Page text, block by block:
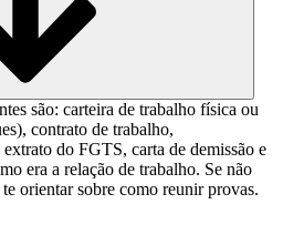
são: carteira de trabalho física ou
contrato de trabalho,
do FGTS, carta de demissão e
era a relação de trabalho. Se não
orientar sobre como reunir provas.